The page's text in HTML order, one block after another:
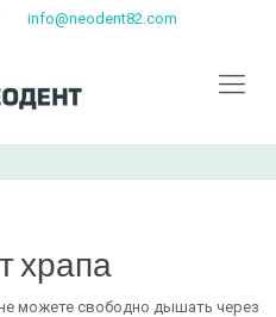
info@neodent82.com
храпа
можете свободно дышать через